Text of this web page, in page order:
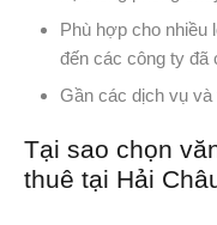
Phù hợp cho nhiều
đến các công ty đã
Gần các dịch vụ
Tại sao chọn
thuê tại Hải